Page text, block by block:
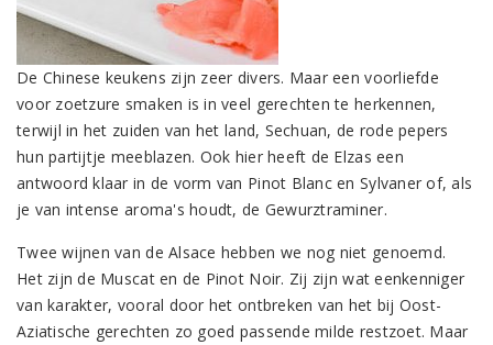
De Chinese keukens zijn zeer divers. Maar een voorliefde
voor zoetzure smaken is in veel gerechten te herkennen,
terwijl in het zuiden van het land, Sechuan, de rode pepers
hun partijtje meeblazen. Ook hier heeft de Elzas een
antwoord klaar in de vorm van Pinot Blanc en Sylvaner of, als
je van intense aroma's houdt, de Gewurztraminer.
Twee wijnen van de Alsace hebben we nog niet genoemd.
Het zijn de Muscat en de Pinot Noir. Zij zijn wat eenkenniger
van karakter, vooral door het ontbreken van het bij Oost-
Aziatische gerechten zo goed passende milde restzoet. Maar